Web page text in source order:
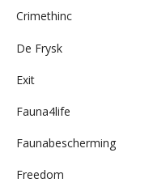
Crimethinc
De Frysk
Exit
Fauna4life
Faunabescherming
Freedom